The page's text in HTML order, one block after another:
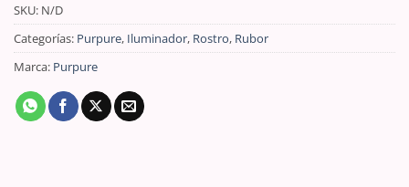
SKU: N/D
Categorías: Purpure, Iluminador, Rostro, Rubor
Marca: Purpure